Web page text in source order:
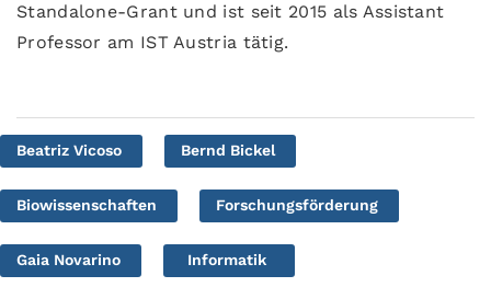
Standalone-Grant und ist seit 2015 als Assistant
Professor am IST Austria tätig.
Beatriz Vicoso Bernd Bickel
Biowissenschaften Forschungsförderung
Gaia Novarino Informatik